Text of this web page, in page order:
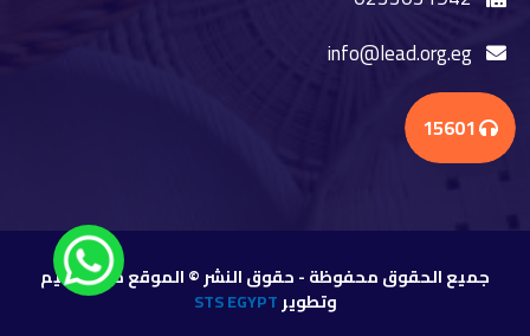
جميع الحقوق محفوظة - حقوق النشر © الموقع من تصميم
وتطويرSTS EGYPT